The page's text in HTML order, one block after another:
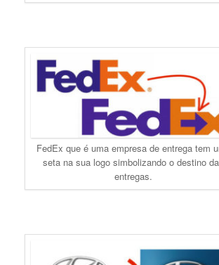
FedEx que é uma empresa de entrega tem
seta na sua logo simbolizando o destino
entregas.